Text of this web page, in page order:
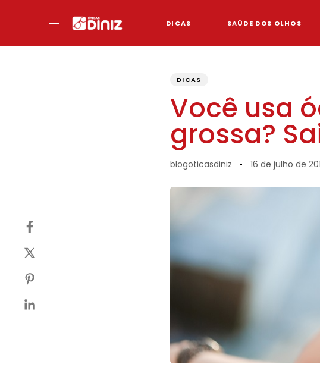
DICAS SAÚDE DOS OLHOS
DICAS
Você usa
grossa?
blogoticasdiniz 16 de julho de